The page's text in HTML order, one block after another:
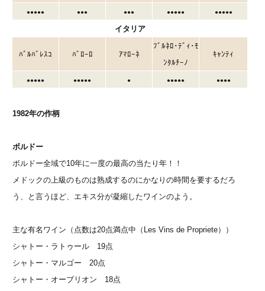
●●●●● ●●● ●●● ●●●●● ●●●●●
イタリア
ﾊﾞﾙﾊﾞﾚｽｺ ﾊﾞﾛｰﾛ ｱﾏﾛｰﾈ
ﾌﾞﾙﾈﾛ･ﾃﾞｨ･ﾓ
ﾝﾀﾙﾁｰﾉ
ｷｬﾝﾃｨ
●●●●● ●●●●● ● ●●●●● ●●●●
1982年の作柄
ボルドー
ボルドー全域で10年に一度の最高の当たり年！！
メドックの上級のものは熟成するのにかなりの時間を要するだろ
う、と言うほど、エキス分が凝縮したワインのよう。
主な有名ワイン（点数は20点満点中（Les Vins de Propriete））
シャトー・ラトゥール 19点
シャトー・マルゴー 20点
シャトー・オーブリオン 18点